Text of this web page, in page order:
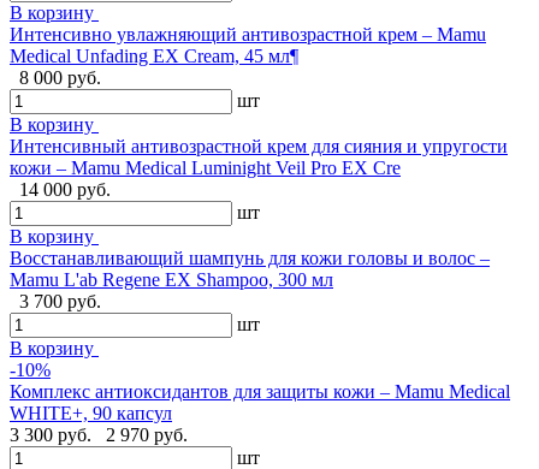
В корзину
Интенсивно увлажняющий антивозрастной крем – Mamu
Medical Unfading EX Cream, 45 мл¶
8 000 руб.
шт
В корзину
Интенсивный антивозрастной крем для сияния и упругости
кожи – Mamu Medical Luminight Veil Pro EX Cre
14 000 руб.
шт
В корзину
Восстанавливающий шампунь для кожи головы и волос –
Mamu L'ab Regene EX Shampoo, 300 мл
3 700 руб.
шт
В корзину
-10%
Комплекс антиоксидантов для защиты кожи – Mamu Medical
WHITE+, 90 капсул
3 300 руб.
2 970 руб.
шт